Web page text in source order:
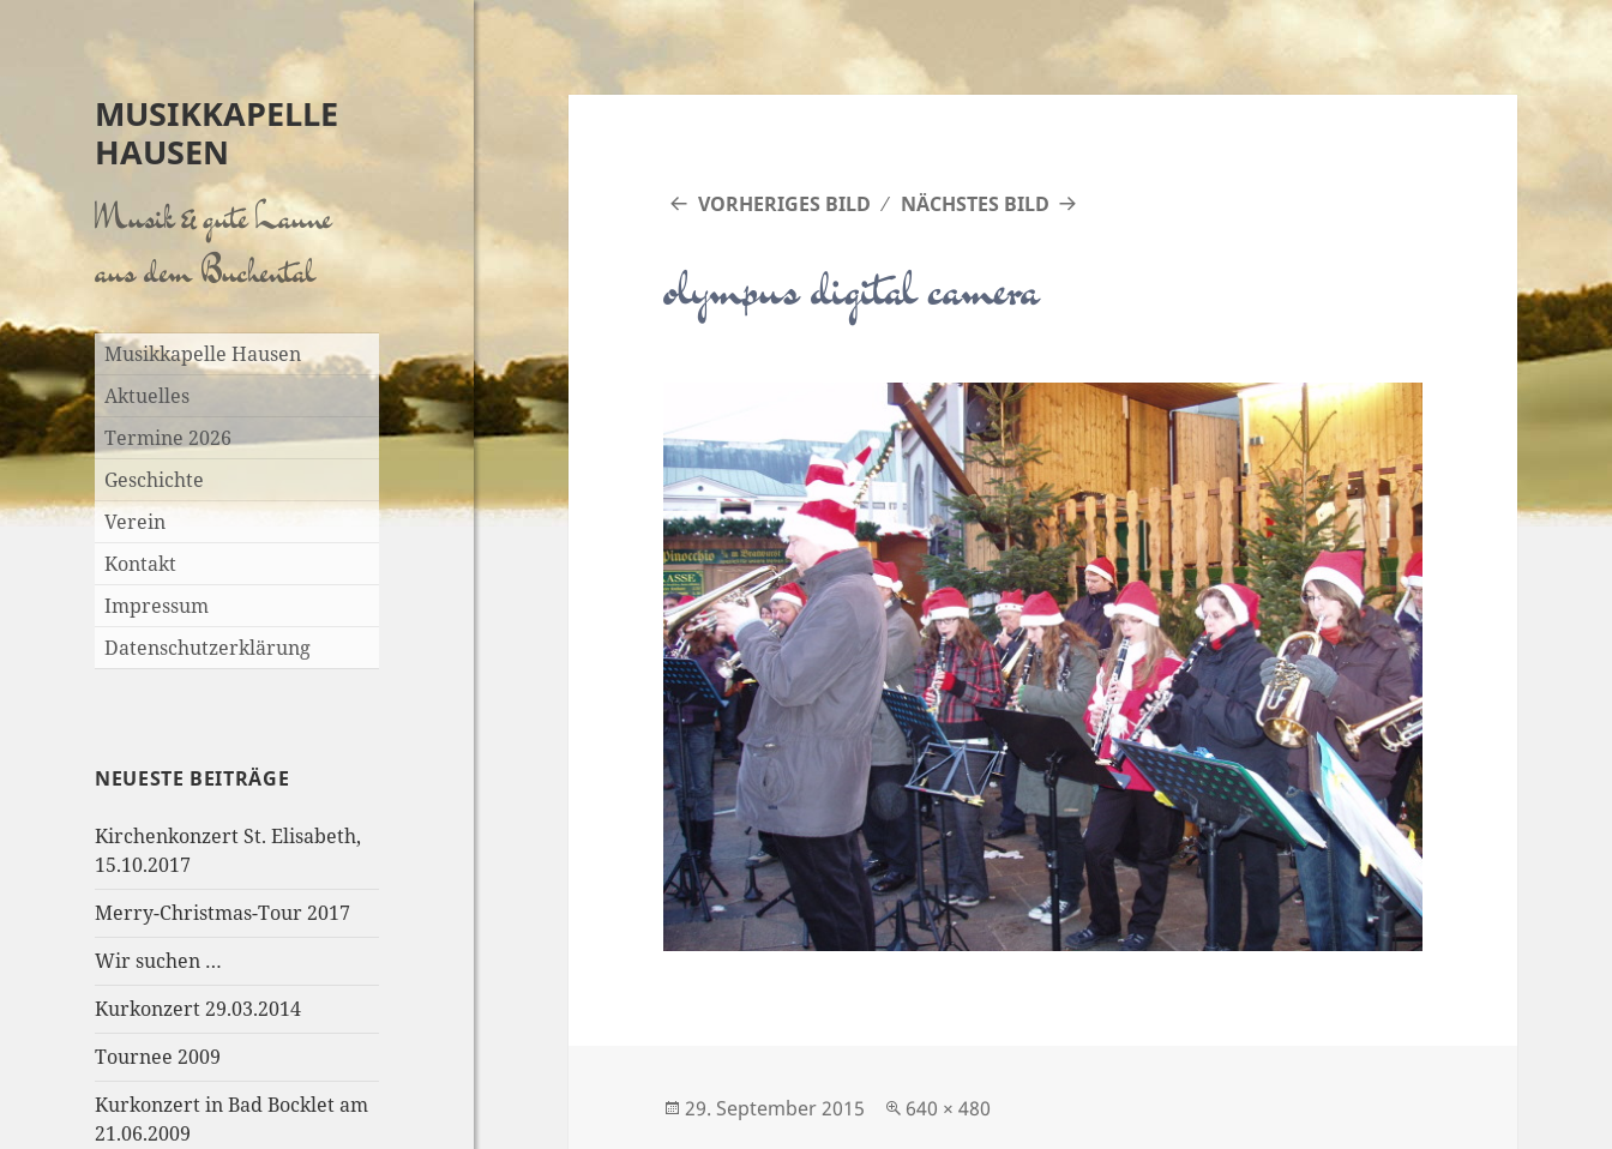
MUSIKKAPELLE
HAUSEN
Musik & gute Laune
aus dem Buchental
Musikkapelle Hausen
Aktuelles
Termine 2026
Geschichte
Verein
Kontakt
Impressum
Datenschutzerklärung
NEUESTE BEITRÄGE
Kirchenkonzert St. Elisabeth,
15.10.2017
Merry-Christmas-Tour 2017
Wir suchen …
Kurkonzert 29.03.2014
Tournee 2009
Kurkonzert in Bad Bocklet am
21.06.2009
VORHERIGES BILD NÄCHSTES BILD
olympus digital camera
Veröffentlicht
29. September 2015 Originalgröße
640 × 480